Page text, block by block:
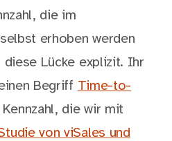
die im
erhoben werden
diese Lücke explizit. Ihr
Begriff Time-to-
die wir mit
von viSales und